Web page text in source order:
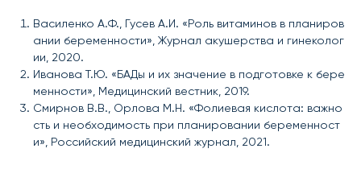
Василенко А.Ф., Гусев А.И. «Роль витаминов в планиров
ании беременности», Журнал акушерства и гинеколог
ии, 2020.
Иванова Т.Ю. «БАДы и их значение в подготовке к бере
менности», Медицинский вестник, 2019.
Смирнов В.В., Орлова М.Н. «Фолиевая кислота: важно
сть и необходимость при планировании беременност
и», Российский медицинский журнал, 2021.